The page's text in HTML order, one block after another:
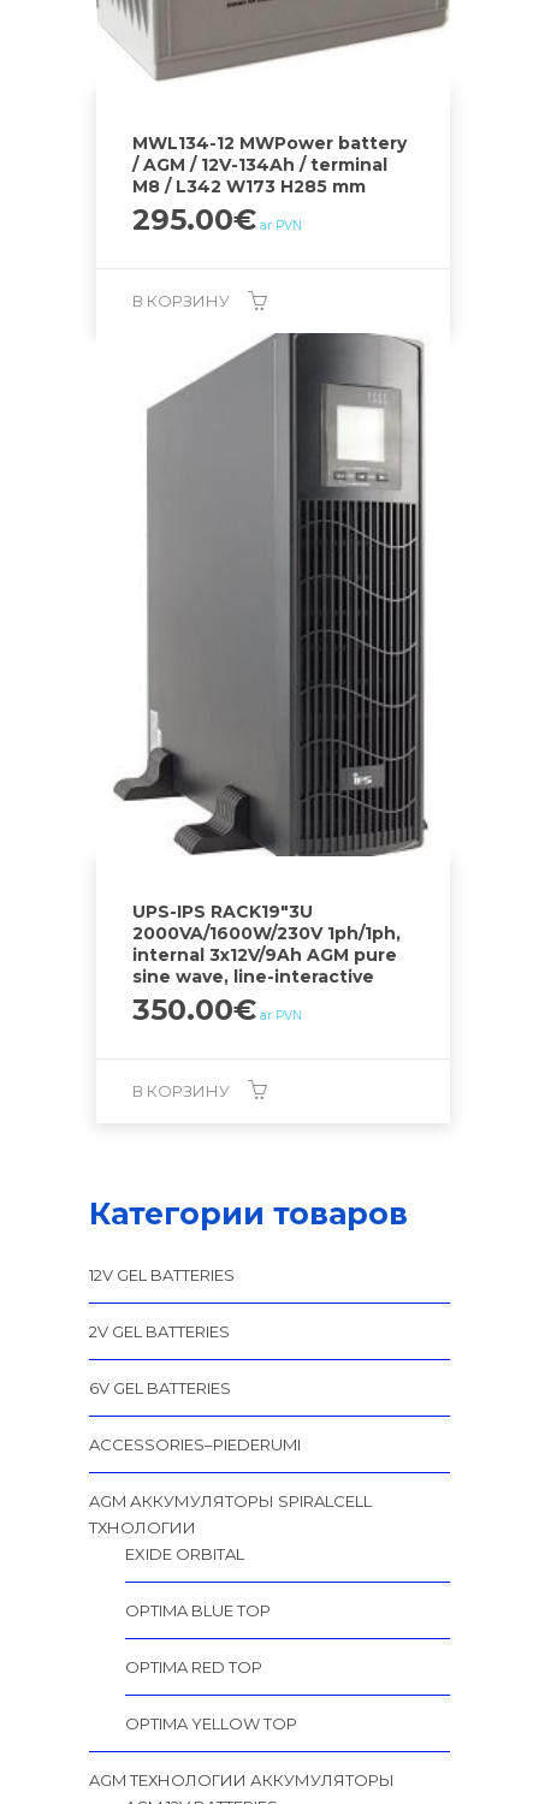
MWL134-12 MWPower battery
/ AGM / 12V-134Ah / terminal
M8 / L342 W173 H285 mm
295.00€ ar PVN
В КОРЗИНУ
UPS-IPS RACK19″3U
2000VA/1600W/230V 1ph/1ph,
internal 3x12V/9Ah AGM pure
sine wave, line-interactive
350.00€ ar PVN
В КОРЗИНУ
Категории товаров
12V GEL BATTERIES
2V GEL BATTERIES
6V GEL BATTERIES
ACCESSORIES–PIEDERUMI
AGM АККУМУЛЯТОРЫ SPIRALCELL
TХНОЛОГИИ
EXIDE ORBITAL
OPTIMA BLUE TOP
OPTIMA RED TOP
OPTIMA YELLOW TOP
AGM ТЕХНОЛОГИИ АККУМУЛЯТОРЫ